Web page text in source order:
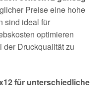
Preise eine hohe
sind ideal für
optimieren
der Druckqualität zu
für unterschiedliche